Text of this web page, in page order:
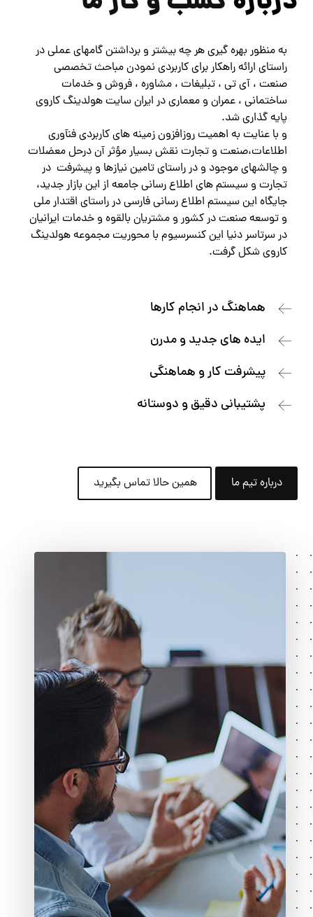
به منظور بهره گیری هر چه بیشتر و برداشتن گامهای عملی در
راستای ارائه راهکار برای کاربردی نمودن مباحث تخصصی
صنعت ، آی تی ، تبلیغات ، مشاوره ، فروش و خدمات
ساختمانی ، عمران و معماری در ایران سایت هولدینگ کاروی
پایه گذاری شد.
و با عنایت به اهمیت روزافزون زمینه های کاربردی فنآوری
اطلاعات،صنعت و تجارت نقش بسیار مؤثر آن درحل معضلات
و چالشهای موجود و در راستای تامین نیازها و پیشرفت در
تجارت و سیستم های اطلاع رسانی جامعه از این بازار جدید،
جایگاه این سیستم اطلاع رسانی فارسی در راستای اقتدار ملی
و توسعه صنعت در کشور و مشتریان بالقوه و خدمات ایرانیان
در سرتاسر دنیا این کنسرسیوم با محوریت مجموعه هولدینگ
کاروی شکل گرفت.
هماهنگ در انجام کارها
ایده های جدید و مدرن
پیشرفت کار و هماهنگی
پشتیبانی دقیق و دوستانه
درباره تیم ما همین حالا تماس بگیرید